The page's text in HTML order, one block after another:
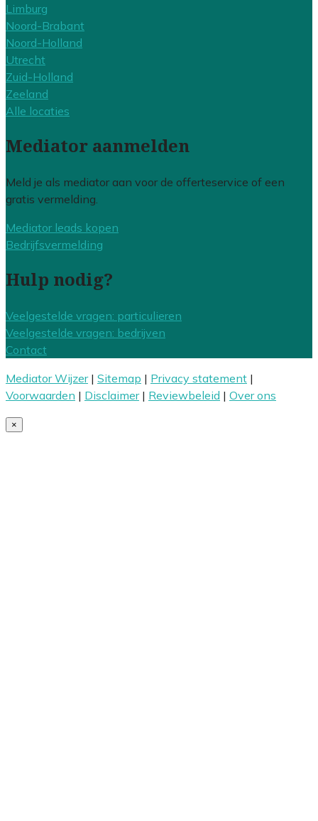
Limburg
Noord-Brabant
Noord-Holland
Utrecht
Zuid-Holland
Zeeland
Alle locaties
Mediator aanmelden
Meld je als mediator aan voor de offerteservice of een
gratis vermelding.
Mediator leads kopen
Bedrijfsvermelding
Hulp nodig?
Veelgestelde vragen: particulieren
Veelgestelde vragen: bedrijven
Contact
Mediator Wijzer| Sitemap | Privacy statement |
Voorwaarden | Disclaimer| Reviewbeleid | Over ons
×